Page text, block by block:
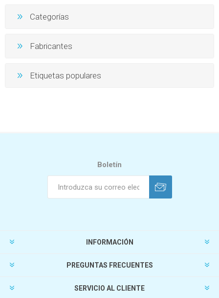
Categorías
Fabricantes
Etiquetas populares
Boletín
INFORMACIÓN
PREGUNTAS FRECUENTES
SERVICIO AL CLIENTE